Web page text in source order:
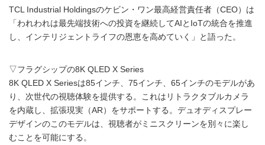
TCL Industrial Holdingsのケビン・ワン最高経営責任者（CEO）は
「われわれは最先端技術への投資を継続してAIとIoTの統合を推進
し、インテリジェントライフの恩恵を高めていく」と語った。
▽フラグシップの8K QLED X Series
8K QLED X Seriesは85インチ、75インチ、65インチのモデルがあ
り、次世代の視聴体験を提供する。これはリトラクタブルカメラ
を内蔵し、拡張現実（AR）をサポートする。デュオディスプレー
デザインのこのモデルは、視聴者がミニスクリーンを別々に楽し
むことを可能にする。